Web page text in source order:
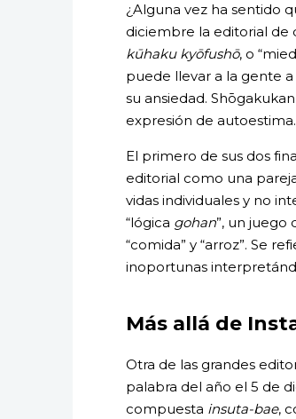
¿Alguna vez ha sentido
diciembre la editorial de
kūhaku kyōfushō, o
puede llevar a la gente
su ansiedad.
expresión de autoestima.
El primero de sus dos
editorial como una
vidas individuales y no
“lógica gohan”, un juego
“comida” y “arroz”. Se
inoportunas
Más allá de
Otra de las grandes
palabra del año el 5 de
compuesta insuta-bae,